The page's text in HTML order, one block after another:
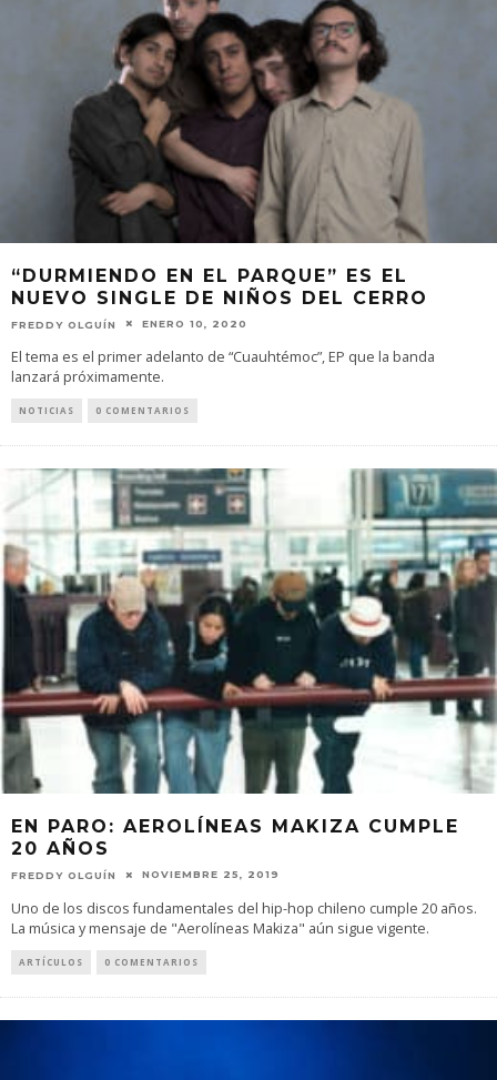
“DURMIENDO EN EL PARQUE” ES EL
NUEVO SINGLE DE NIÑOS DEL CERRO
FREDDY OLGUÍN ENERO 10, 2020
El tema es el primer adelanto de “Cuauhtémoc”, EP que la banda
lanzará próximamente.
NOTICIAS 0 COMENTARIOS
EN PARO: AEROLÍNEAS MAKIZA CUMPLE
20 AÑOS
FREDDY OLGUÍN NOVIEMBRE 25, 2019
Uno de los discos fundamentales del hip-hop chileno cumple 20 años.
La música y mensaje de "Aerolíneas Makiza" aún sigue vigente.
ARTÍCULOS 0 COMENTARIOS